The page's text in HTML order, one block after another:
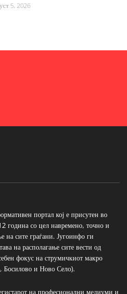
5, 2026
портал кој е присутен во
година со цел навремено, точно и
сите граѓани. Југоинфо ги
на располагање сите вести од
фокус на струмичкиот макро
Босилово и Ново Село).
на професионални медиуми и